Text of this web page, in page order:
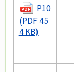
P10
(PDF 45
4 KB)